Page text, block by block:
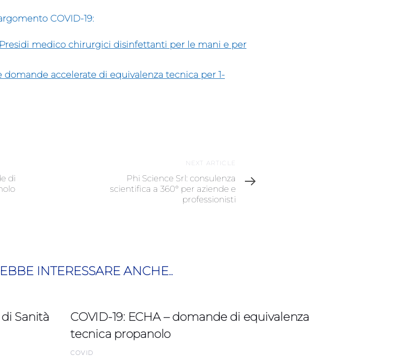
COVID-19:
medico chirurgici disinfettanti per le mani e per
accelerate di equivalenza tecnica per 1-
di
NEXT ARTICLE
Phi Science Srl: consulenza
scientifica a 360° per aziende e
professionisti
INTERESSARE ANCHE..
Sanità
COVID-19: ECHA – domande di equivalenza
tecnica propanolo
COVID